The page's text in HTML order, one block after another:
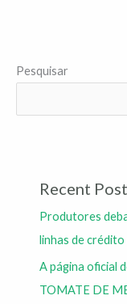
Pesquisar
Recent
Produtores
linhas de
A página oficial
TOMATE DE